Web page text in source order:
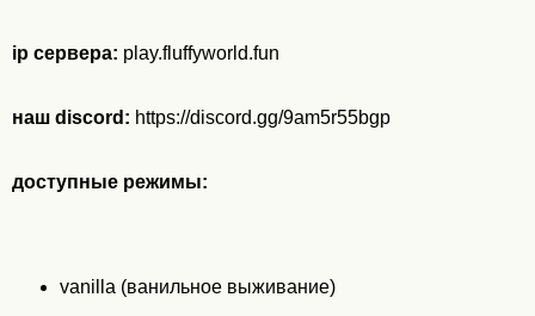
ip сервера: play.fluffyworld.fun
наш discord: https://discord.gg/9am5r55bgp
доступные режимы:
vanilla (ванильное выживание)